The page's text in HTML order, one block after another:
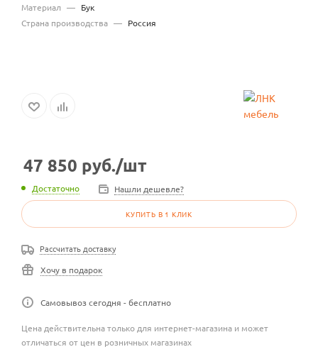
Материал — Бук
Страна производства — Россия
47 850 руб./шт
Достаточно Нашли дешевле?
КУПИТЬ В 1 КЛИК
Рассчитать доставку
Хочу в подарок
Самовывоз сегодня - бесплатно
Цена действительна только для интернет-магазина и может
отличаться от цен в розничных магазинах